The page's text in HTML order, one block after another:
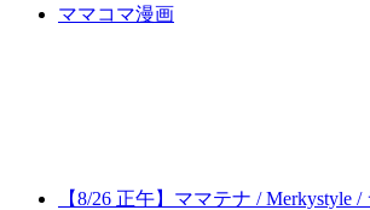
ママコマ漫画
【8/26 正午】ママテナ / Merkystyle